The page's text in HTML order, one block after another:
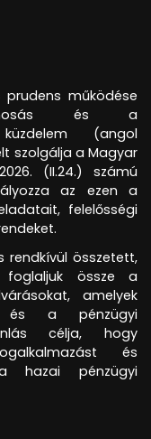
működése
és a
küzdelem (angol
szolgálja a Magyar
(II.24.) számú
az ezen a
felelősségi
rendkívül összetett,
foglaljuk össze a
amelyek
és a pénzügyi
célja, hogy
és
hazai pénzügyi